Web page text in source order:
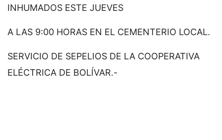
INHUMADOS ESTE JUEVES
A LAS 9:00 HORAS EN EL CEMENTERIO LOCAL.
SERVICIO DE SEPELIOS DE LA COOPERATIVA
ELÉCTRICA DE BOLÍVAR.-